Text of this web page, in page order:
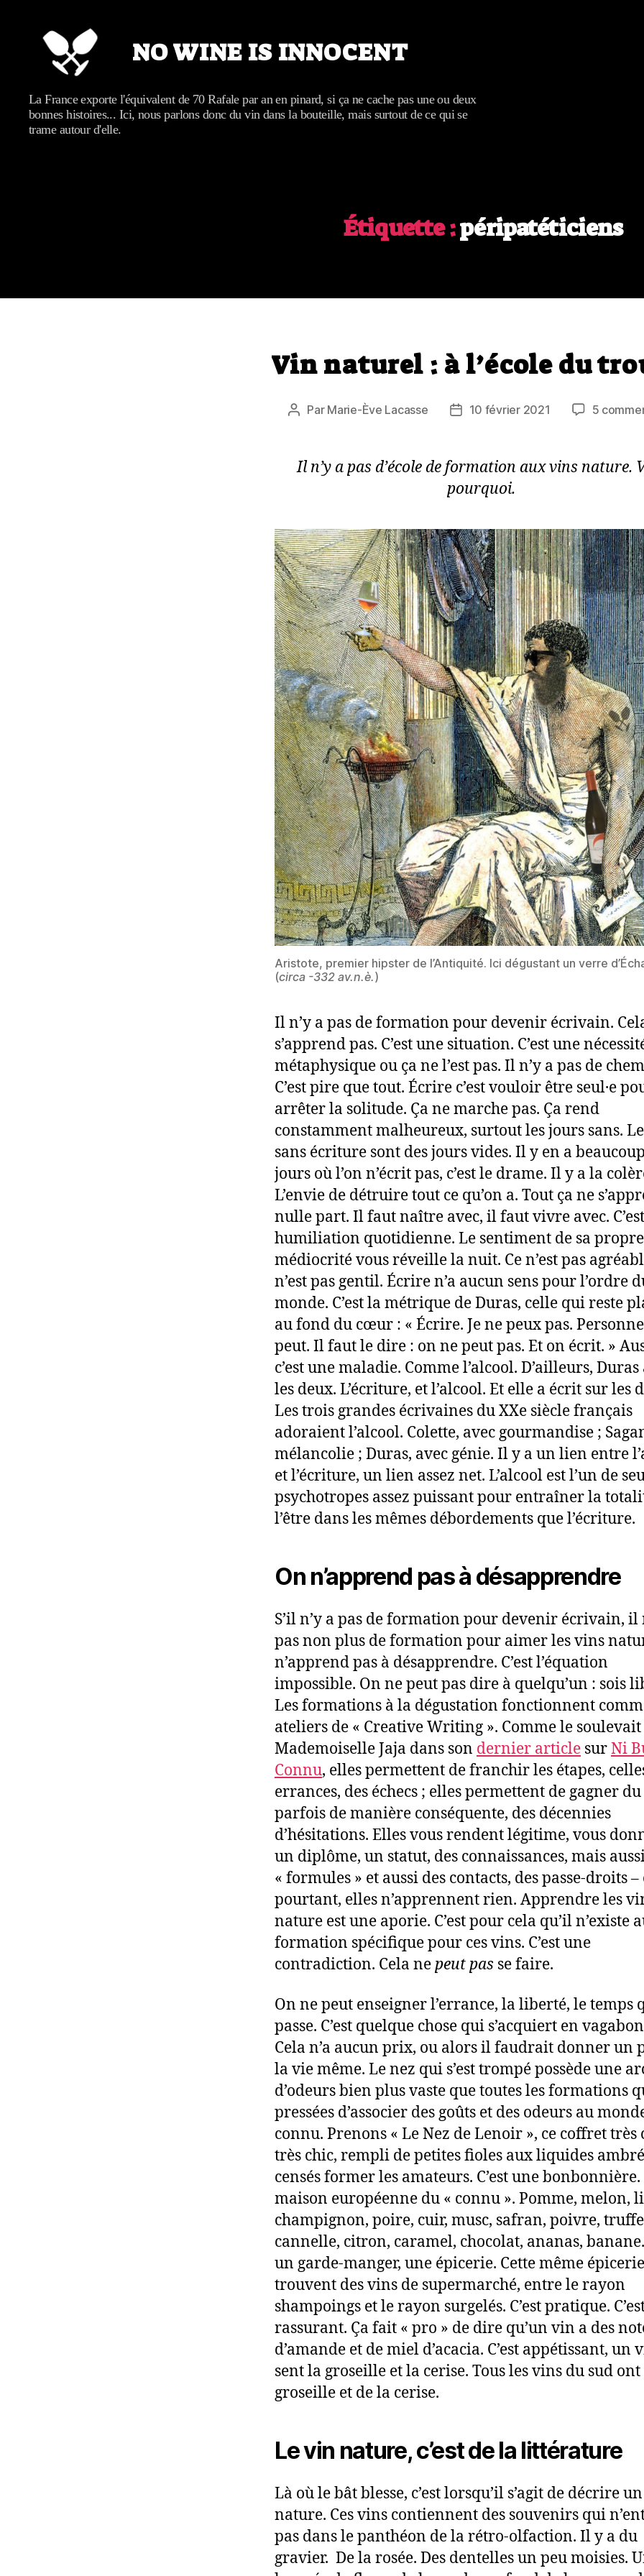
No
wine
is
NO WINE IS INNOCENT
La France exporte l'équivalent de 70 Rafale par an en pinard, si ça ne cache pas une ou deux
bonnes histoires... Ici, nous parlons donc du vin dans la bouteille, mais surtout de ce qui se
trame autour d'elle.
Étiquette :péripatéticiens
Vin naturel : à l’école du
Auteur
Par Marie-Ève Lacasse
Date10 février 2021 5
Il n’y a pas d’école de formation aux vins nature.
pourquoi.
Aristote, premier hipster de l’Antiquité. Ici dégustant un verre
(circa -332 av.n.è.)
Il n’y a pas de formation pour devenir écrivain.
s’apprend pas. C’est une situation. C’est une
métaphysique ou ça ne l’est pas. Il n’y a pas de
C’est pire que tout. Écrire c’est vouloir être seul·e
arrêter la solitude. Ça ne marche pas. Ça rend
constamment malheureux, surtout les jours sans.
sans écriture sont des jours vides. Il y en a
jours où l’on n’écrit pas, c’est le drame. Il y a la
L’envie de détruire tout ce qu’on a. Tout ça ne
nulle part. Il faut naître avec, il faut vivre avec.
humiliation quotidienne. Le sentiment de sa propre
médiocrité vous réveille la nuit. Ce n’est pas
n’est pas gentil. Écrire n’a aucun sens pour l’ordre
monde. C’est la métrique de Duras, celle qui reste
au fond du cœur : « Écrire. Je ne peux pas.
peut. Il faut le dire : on ne peut pas. Et on écrit. »
c’est une maladie. Comme l’alcool. D’ailleurs,
les deux. L’écriture, et l’alcool. Et elle a écrit sur les
Les trois grandes écrivaines du XXe siècle français
adoraient l’alcool. Colette, avec gourmandise ;
mélancolie ; Duras, avec génie. Il y a un lien entre
et l’écriture, un lien assez net. L’alcool est l’un de
psychotropes assez puissant pour entraîner la
l’être dans les mêmes débordements que l’écriture.
On n’apprend pas à désapprendre
S’il n’y a pas de formation pour devenir écrivain, il
pas non plus de formation pour aimer les vins
n’apprend pas à désapprendre. C’est l’équation
impossible. On ne peut pas dire à quelqu’un : sois
Les formations à la dégustation fonctionnent
ateliers de « Creative Writing ». Comme le soulevait
Mademoiselle Jaja dans son dernier article surNi
Connu, elles permettent de franchir les étapes,
errances, des échecs ; elles permettent de gagner
parfois de manière conséquente, des décennies
d’hésitations. Elles vous rendent légitime, vous
un diplôme, un statut, des connaissances, mais
« formules » et aussi des contacts, des passe-droits –
pourtant, elles n’apprennent rien. Apprendre les
nature est une aporie. C’est pour cela qu’il n’existe
formation spécifique pour ces vins. C’est une
contradiction. Cela nepeut pas se faire.
On ne peut enseigner l’errance, la liberté, le temps
passe. C’est quelque chose qui s’acquiert en
Cela n’a aucun prix, ou alors il faudrait donner un
la vie même. Le nez qui s’est trompé possède une
d’odeurs bien plus vaste que toutes les formations
pressées d’associer des goûts et des odeurs au
connu. Prenons « Le Nez de Lenoir », ce coffret très
très chic, rempli de petites fioles aux liquides
censés former les amateurs. C’est une
maison européenne du « connu ». Pomme, melon,
champignon, poire, cuir, musc, safran, poivre,
cannelle, citron, caramel, chocolat, ananas, banane.
un garde-manger, une épicerie. Cette même
trouvent des vins de supermarché, entre le rayon
shampoings et le rayon surgelés. C’est pratique.
rassurant. Ça fait « pro » de dire qu’un vin a des
d’amande et de miel d’acacia. C’est appétissant, un
sent la groseille et la cerise. Tous les vins du sud
groseille et de la cerise.
Le vin nature, c’est de la littérature
Là où le bât blesse, c’est lorsqu’il s’agit de décrire
nature. Ces vins contiennent des souvenirs qui
pas dans le panthéon de la rétro-olfaction. Il y a du
gravier. De la rosée. Des dentelles un peu moisies.